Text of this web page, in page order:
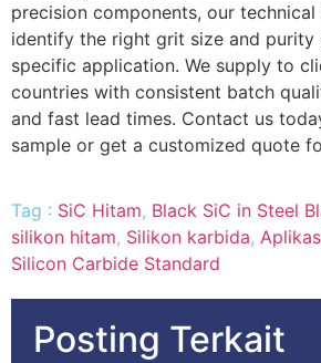
precision components, our technical
identify the right grit size and purity
specific application. We supply to
countries with consistent batch
and fast lead times. Contact us
sample or get a customized quote
Tag : SiC Hitam, Black SiC in Steel
silikon hitam, Silikon karbida,
Silicon Carbide Standard
Posting Terkait